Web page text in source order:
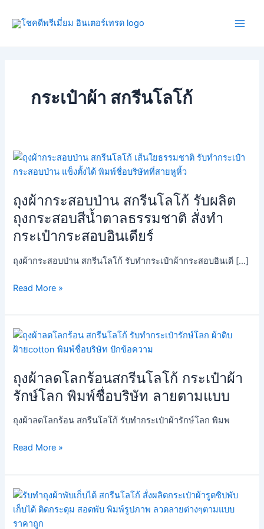
กระเป๋าผ้า สกรีนโลโก้
ถุงผ้ากระสอบป่าน สกรีนโลโก้ รับผลิต
ถุงกระสอบสีน้ำตาลธรรมชาติ สั่งทำ
กระเป๋ากระสอบอินเดียร์
ถุงผ้ากระสอบป่าน สกรีนโลโก้ รับทำกระเป๋าผ้ากระสอบอินเดี […]
ถุง
ผ้า
ป่าน
สกรีน
โลโก้
รับ
ผลิต
กระสอบ
น้ำตาล
ธรรมชาติ
สั่ง
ทำ
กระเป๋า
กระสอบ
อิน
Read More »
ถุงผ้าลดโลกร้อนสกรีนโลโก้ กระเป๋าผ้า
รักษ์โลก พิมพ์ชื่อบริษัท ลายตามแบบ
ถุงผ้าลดโลกร้อน สกรีนโลโก้ รับทำกระเป๋าผ้ารักษ์โลก พิมพ
ถุง
ผ้า
โลก
ร้อน
โลโก้
ผ้า
โลก
พิมพ์
ชื่อ
บริษัท
Read More »
ถุง
ผ้า
พับ